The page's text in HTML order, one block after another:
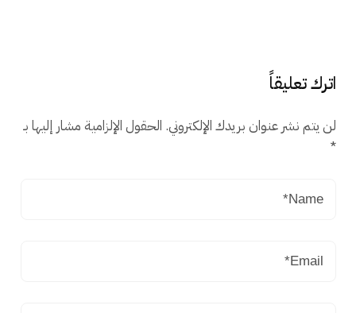
اترك تعليقاً
لن يتم نشر عنوان بريدك الإلكتروني. الحقول الإلزامية مشار إليها بـ
*